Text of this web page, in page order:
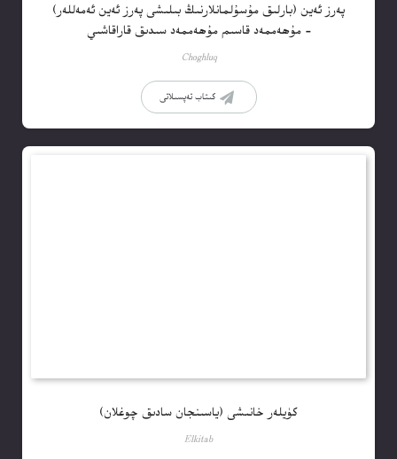
پەرز ئەين (بارلىق مۇسۇلمانلارنىڭ بىلىشى پەرز ئەين ئەمەللەر)
– مۇھەممەد قاسىم مۇھەممەد سىدىق قاراقاشىي
Choghluq
كىتاب تەپسىلاتى
كۈيلەر خانىشى (ياسىنجان سادىق چوغلان)
Elkitab